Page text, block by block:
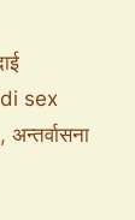
sex
, अन्तर्वासना